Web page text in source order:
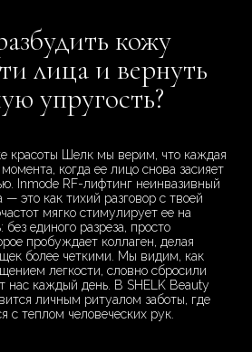
кожу
лица и вернуть
упругость?
красоты Шелк мы верим, что каждая
когда ее лицо снова засияет
Inmode RF-лифтинг неинвазивный
это как тихий разговор с твоей
мягко стимулирует ее на
единого разреза, просто
пробуждает коллаген, делая
более четкими. Мы видим, как
легкости, словно сбросили
нас каждый день. В SHELK Beauty
личным ритуалом заботы, где
с теплом человеческих рук.